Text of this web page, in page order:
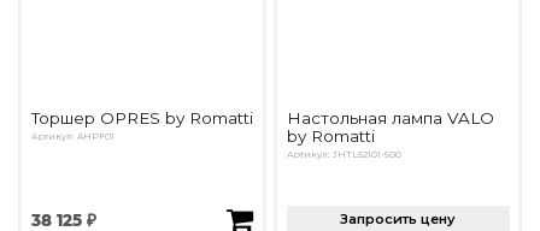
Торшер OPRES by Romatti
Артикул: AHPF01
38 125 ₽
Настольная лампа VALO
by Romatti
Артикул: JHTL52101-500
Запросить цену